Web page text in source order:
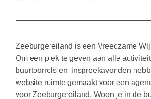
Zeeburgereiland is een Vreedzame
Om een plek te geven aan alle
buurtborrels en  inspreekavonden
website ruimte gemaakt voor een
voor Zeeburgereiland. Woon je in de